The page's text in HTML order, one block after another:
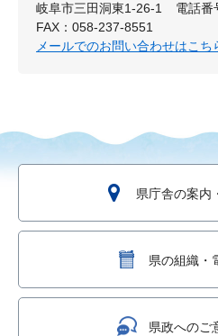
岐阜市三田洞東1-26-1
電話番
FAX：058-237-8551
メールでのお問い合わせはこち
県庁舎の案内
県の組織・
県政へのご